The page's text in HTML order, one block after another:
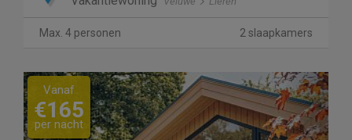
Max. 4 personen 2 slaapkamers
Previous Next
Vanaf
€165
per nacht